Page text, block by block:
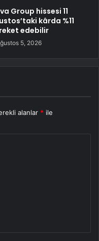
Group hissesi 11
kârda %11
edebilir
5, 2026
alanlar * ile